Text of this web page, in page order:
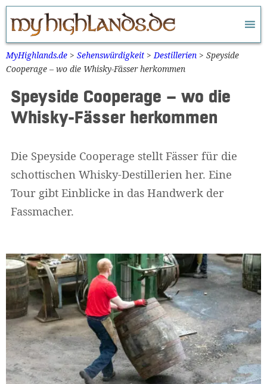
Zum
Inhalt
springen
MyHighlands.de > Sehenswürdigkeit >Destillerien > Speyside
Cooperage – wo die Whisky-Fässer herkommen
Speyside Cooperage – wo die
Whisky-Fässer herkommen
Die Speyside Cooperage stellt Fässer für die
schottischen Whisky-Destillerien her. Eine
Tour gibt Einblicke in das Handwerk der
Fassmacher.